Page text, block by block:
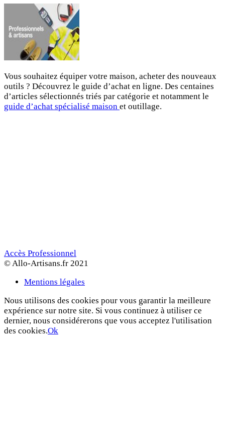
Vous souhaitez équiper votre maison, acheter des nouveaux
outils ? Découvrez le guide d’achat en ligne. Des centaines
d’articles sélectionnés triés par catégorie et notamment le
guide d’achat spécialisé maison et outillage.
Accès Professionnel
© Allo-Artisans.fr 2021
Mentions légales
Nous utilisons des cookies pour vous garantir la meilleure
expérience sur notre site. Si vous continuez à utiliser ce
dernier, nous considérerons que vous acceptez l'utilisation
des cookies.Ok